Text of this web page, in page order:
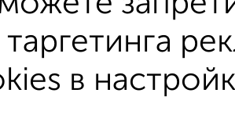
таргетинга
в